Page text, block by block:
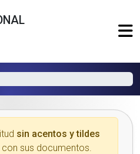
sin acentos y tildes
sus documentos.